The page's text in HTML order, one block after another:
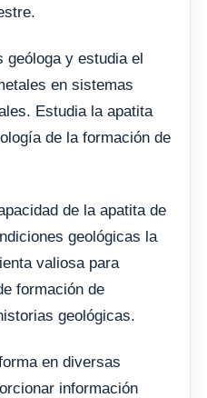
geóloga y estudia el
en sistemas
Estudia la apatita
de la formación de
de la apatita de
geológicas la
valiosa para
formación de
geológicas.
en diversas
información